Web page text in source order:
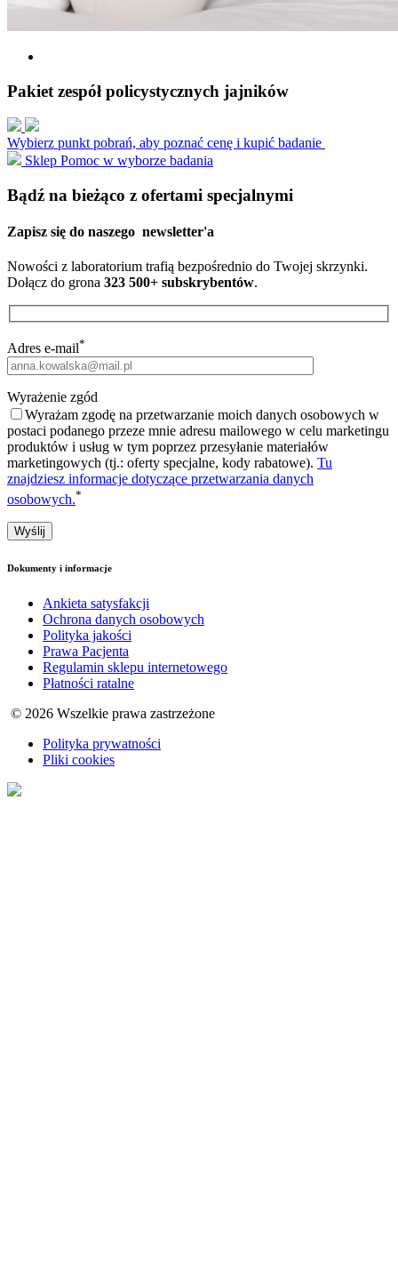
Pakiet zespół policystycznych jajników
Wybierz punkt pobrań, aby poznać cenę i kupić badanie
Sklep Pomoc w wyborze badania
Bądź na bieżąco z ofertami specjalnymi
Zapisz się do naszego newsletter'a
Nowości z laboratorium trafią bezpośrednio do Twojej skrzynki.
Dołącz do grona 323 500+ subskrybentów.
Adres e-mail*
Wyrażenie zgód
Wyrażam zgodę na przetwarzanie moich danych osobowych w
postaci podanego przeze mnie adresu mailowego w celu marketingu
produktów i usług w tym poprzez przesyłanie materiałów
marketingowych (tj.: oferty specjalne, kody rabatowe). Tu
znajdziesz informacje dotyczące przetwarzania danych
osobowych.*
Dokumenty i informacje
Ankieta satysfakcji
Ochrona danych osobowych
Polityka jakości
Prawa Pacjenta
Regulamin sklepu internetowego
Płatności ratalne
© 2026 Wszelkie prawa zastrzeżone
Polityka prywatności
Pliki cookies